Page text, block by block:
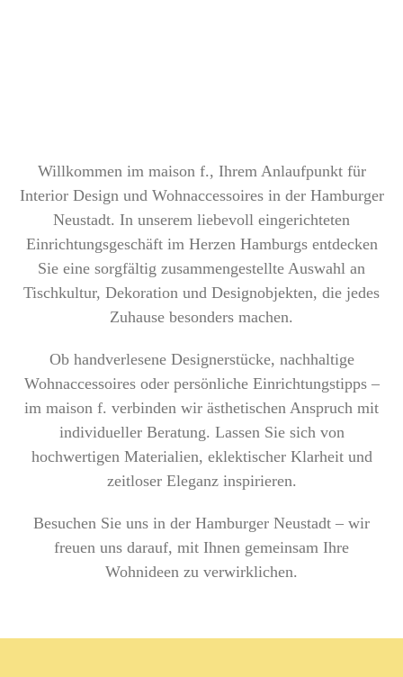
Willkommen im maison f., Ihrem Anlaufpunkt für
Interior Design und Wohnaccessoires in der Hamburger
Neustadt. In unserem liebevoll eingerichteten
Einrichtungsgeschäft im Herzen Hamburgs entdecken
Sie eine sorgfältig zusammengestellte Auswahl an
Tischkultur, Dekoration und Designobjekten, die jedes
Zuhause besonders machen.
Ob handverlesene Designerstücke, nachhaltige
Wohnaccessoires oder persönliche Einrichtungstipps –
im maison f. verbinden wir ästhetischen Anspruch mit
individueller Beratung. Lassen Sie sich von
hochwertigen Materialien, eklektischer Klarheit und
zeitloser Eleganz inspirieren.
Besuchen Sie uns in der Hamburger Neustadt – wir
freuen uns darauf, mit Ihnen gemeinsam Ihre
Wohnideen zu verwirklichen.